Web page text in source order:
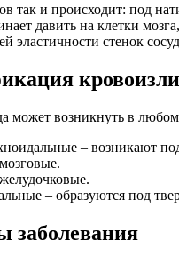
так и происходит: под
давить на клетки
эластичности стенок
может возникнуть в
– возникают
– образуются под
заболевания